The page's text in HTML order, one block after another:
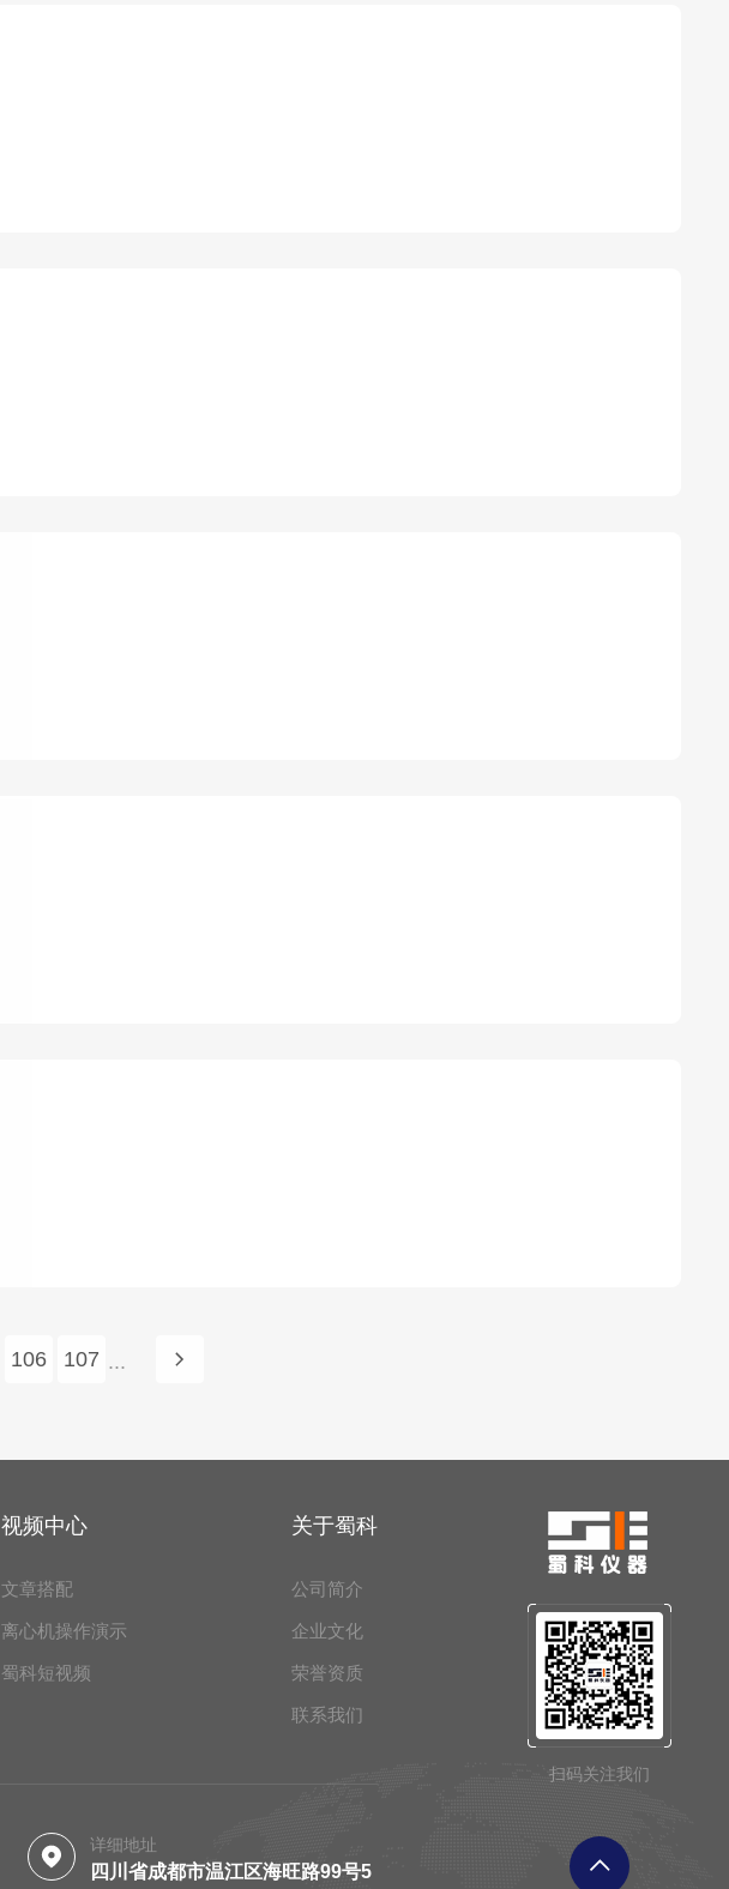
106 107 ...
视频中心
文章搭配
离心机操作演示
蜀科短视频
关于蜀科
公司简介
企业文化
荣誉资质
联系我们
详细地址
四川省成都市温江区海旺路99号5
扫码关注我们